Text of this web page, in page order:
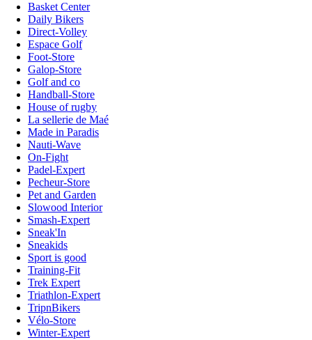
Basket Center
Daily Bikers
Direct-Volley
Espace Golf
Foot-Store
Galop-Store
Golf and co
Handball-Store
House of rugby
La sellerie de Maé
Made in Paradis
Nauti-Wave
On-Fight
Padel-Expert
Pecheur-Store
Pet and Garden
Slowood Interior
Smash-Expert
Sneak'In
Sneakids
Sport is good
Training-Fit
Trek Expert
Triathlon-Expert
TripnBikers
Vélo-Store
Winter-Expert